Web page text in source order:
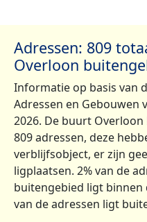
Adressen: 809
Overloon
Informatie op basis van
Adressen en Gebouwen
2026. De buurt
809 adressen, deze
verblijfsobject, er zijn
ligplaatsen. 2% van de
buitengebied ligt binnen
van de adressen ligt